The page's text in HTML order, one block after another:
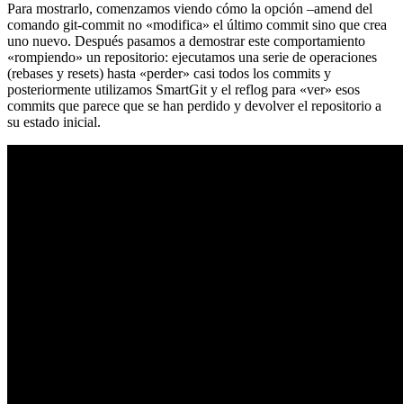
Para mostrarlo, comenzamos viendo cómo la opción –amend del
comando git-commit no «modifica» el último commit sino que crea
uno nuevo. Después pasamos a demostrar este comportamiento
«rompiendo» un repositorio: ejecutamos una serie de operaciones
(rebases y resets) hasta «perder» casi todos los commits y
posteriormente utilizamos SmartGit y el reflog para «ver» esos
commits que parece que se han perdido y devolver el repositorio a
su estado inicial.